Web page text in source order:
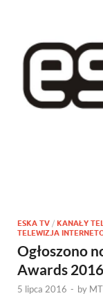
ESKA TV / KANAŁY
TELEWIZJA
Ogłoszono
Awards 2016
5 lipca 2016 - by MT